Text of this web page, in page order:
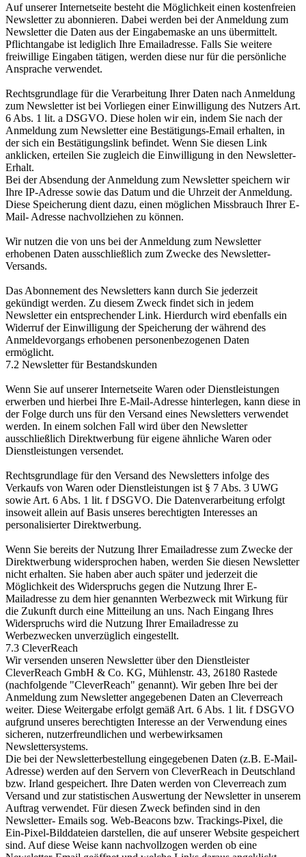
Auf unserer Internetseite besteht die Möglichkeit einen kostenfreien
Newsletter zu abonnieren. Dabei werden bei der Anmeldung zum
Newsletter die Daten aus der Eingabemaske an uns übermittelt.
Pflichtangabe ist lediglich Ihre Emailadresse. Falls Sie weitere
freiwillige Eingaben tätigen, werden diese nur für die persönliche
Ansprache verwendet.
Rechtsgrundlage für die Verarbeitung Ihrer Daten nach Anmeldung
zum Newsletter ist bei Vorliegen einer Einwilligung des Nutzers Art.
6 Abs. 1 lit. a DSGVO. Diese holen wir ein, indem Sie nach der
Anmeldung zum Newsletter eine Bestätigungs-Email erhalten, in
der sich ein Bestätigungslink befindet. Wenn Sie diesen Link
anklicken, erteilen Sie zugleich die Einwilligung in den Newsletter-
Erhalt.
Bei der Absendung der Anmeldung zum Newsletter speichern wir
Ihre IP-Adresse sowie das Datum und die Uhrzeit der Anmeldung.
Diese Speicherung dient dazu, einen möglichen Missbrauch Ihrer E-
Mail- Adresse nachvollziehen zu können.
Wir nutzen die von uns bei der Anmeldung zum Newsletter
erhobenen Daten ausschließlich zum Zwecke des Newsletter-
Versands.
Das Abonnement des Newsletters kann durch Sie jederzeit
gekündigt werden. Zu diesem Zweck findet sich in jedem
Newsletter ein entsprechender Link. Hierdurch wird ebenfalls ein
Widerruf der Einwilligung der Speicherung der während des
Anmeldevorgangs erhobenen personenbezogenen Daten
ermöglicht.
7.2 Newsletter für Bestandskunden
Wenn Sie auf unserer Internetseite Waren oder Dienstleistungen
erwerben und hierbei Ihre E-Mail-Adresse hinterlegen, kann diese in
der Folge durch uns für den Versand eines Newsletters verwendet
werden. In einem solchen Fall wird über den Newsletter
ausschließlich Direktwerbung für eigene ähnliche Waren oder
Dienstleistungen versendet.
Rechtsgrundlage für den Versand des Newsletters infolge des
Verkaufs von Waren oder Dienstleistungen ist § 7 Abs. 3 UWG
sowie Art. 6 Abs. 1 lit. f DSGVO. Die Datenverarbeitung erfolgt
insoweit allein auf Basis unseres berechtigten Interesses an
personalisierter Direktwerbung.
Wenn Sie bereits der Nutzung Ihrer Emailadresse zum Zwecke der
Direktwerbung widersprochen haben, werden Sie diesen Newsletter
nicht erhalten. Sie haben aber auch später und jederzeit die
Möglichkeit des Widerspruchs gegen die Nutzung Ihrer E-
Mailadresse zu dem hier genannten Werbezweck mit Wirkung für
die Zukunft durch eine Mitteilung an uns. Nach Eingang Ihres
Widerspruchs wird die Nutzung Ihrer Emailadresse zu
Werbezwecken unverzüglich eingestellt.
7.3 CleverReach
Wir versenden unseren Newsletter über den Dienstleister
CleverReach GmbH & Co. KG, Mühlenstr. 43, 26180 Rastede
(nachfolgende "CleverReach" genannt). Wir geben Ihre bei der
Anmeldung zum Newsletter angegebenen Daten an Cleverreach
weiter. Diese Weitergabe erfolgt gemäß Art. 6 Abs. 1 lit. f DSGVO
aufgrund unseres berechtigten Interesse an der Verwendung eines
sicheren, nutzerfreundlichen und werbewirksamen
Newslettersystems.
Die bei der Newsletterbestellung eingegebenen Daten (z.B. E-Mail-
Adresse) werden auf den Servern von CleverReach in Deutschland
bzw. Irland gespeichert. Ihre Daten werden von Cleverreach zum
Versand und zur statistischen Auswertung der Newsletter in unserem
Auftrag verwendet. Für diesen Zweck befinden sind in den
Newsletter- Emails sog. Web-Beacons bzw. Trackings-Pixel, die
Ein-Pixel-Bilddateien darstellen, die auf unserer Website gespeichert
sind. Auf diese Weise kann nachvollzogen werden ob eine